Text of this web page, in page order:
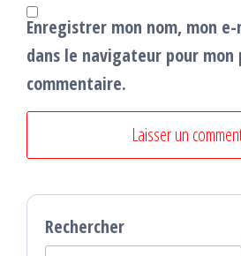
Enregistrer mon nom, mon
dans le navigateur pour mon
commentaire.
Rechercher